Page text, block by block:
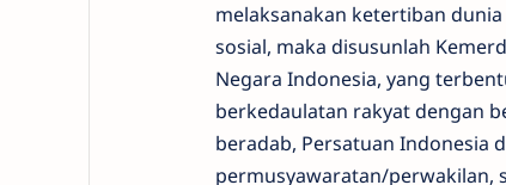
melaksanakan ketertiban
sosial, maka disusunlah
Negara Indonesia, yang
berkedaulatan rakyat dengan
beradab, Persatuan Indonesia
permusyawaratan/perwakilan,